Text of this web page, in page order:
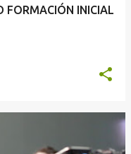
FORMACIÓN INICIAL